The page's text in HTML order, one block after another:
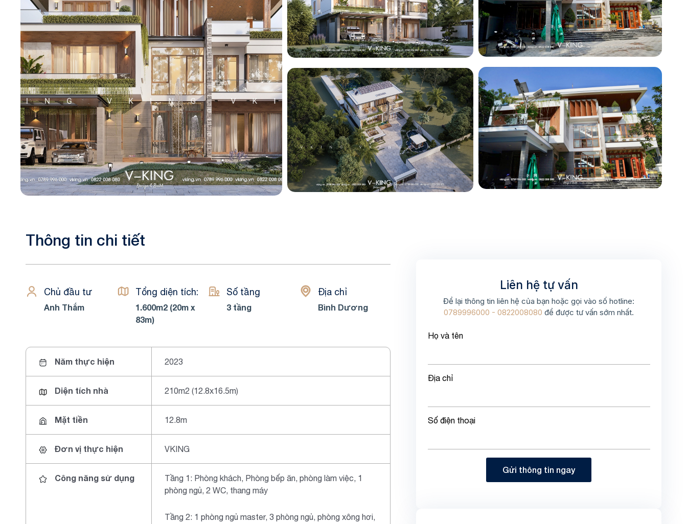
Biệt thự 3 tầng
Biệt thự 4 tầng
Thông tin chi tiết
Chủ đầu tư
Anh Thắm
Tổng diện tích:
1.600m2 (20m x
83m)
Số tầng
3 tầng
Địa chỉ
Bình Dương
Năm thực hiện 2023
Diện tích nhà 210m2 (12.8x16.5m)
Mặt tiền 12.8m
Đơn vị thực hiện VKING
Công năng sử dụng
Tầng 1: Phòng khách, Phòng bếp ăn, phòng làm việc, 1
phòng ngủ, 2 WC, thang máy
Tầng 2: 1 phòng ngủ master, 3 phòng ngủ, phòng xông hơi,
Liên hệ tự vấn
Để lại thông tin liên hệ của bạn hoặc gọi vào số hotline:
0789996000 - 0822008080 để được tư vấn sớm nhất.
Họ và tên
Địa chỉ
Số điện thoại
Gửi thông tin ngay